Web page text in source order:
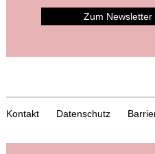
Zum Newsletter
Kontakt Datenschutz